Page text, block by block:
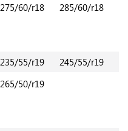
275/60/r18 285/60/r18
235/55/r19
245/55/r19
265/50/r19